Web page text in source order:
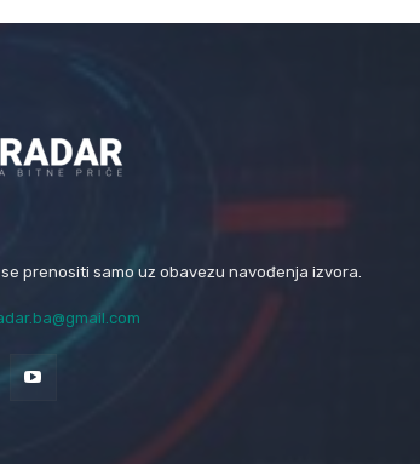
prenositi samo uz obavezu navođenja izvora.